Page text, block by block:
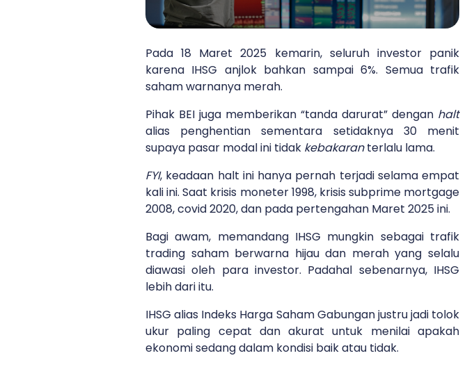
Pada 18 Maret 2025 kemarin, seluruh investor panik
karena IHSG anjlok bahkan sampai 6%. Semua trafik
saham warnanya merah.
Pihak BEI juga memberikan “tanda darurat” dengan halt
alias penghentian sementara setidaknya 30 menit
supaya pasar modal ini tidak kebakaranterlalu lama.
FYI, keadaan halt ini hanya pernah terjadi selama empat
kali ini. Saat krisis moneter 1998, krisis subprime mortgage
2008, covid 2020, dan pada pertengahan Maret 2025 ini.
Bagi awam, memandang IHSG mungkin sebagai trafik
trading saham berwarna hijau dan merah yang selalu
diawasi oleh para investor. Padahal sebenarnya, IHSG
lebih dari itu.
IHSG alias Indeks Harga Saham Gabungan justru jadi tolok
ukur paling cepat dan akurat untuk menilai apakah
ekonomi sedang dalam kondisi baik atau tidak.